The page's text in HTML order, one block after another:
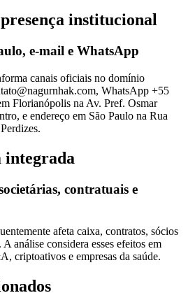
institucional
e-mail e WhatsApp
canais oficiais no domínio
WhatsApp +55
Florianópolis na Av. Pref. Osmar
e endereço em São Paulo na Rua
contratuais e
afeta caixa, contratos, sócios
análise considera esses efeitos em
criptoativos e empresas da saúde.